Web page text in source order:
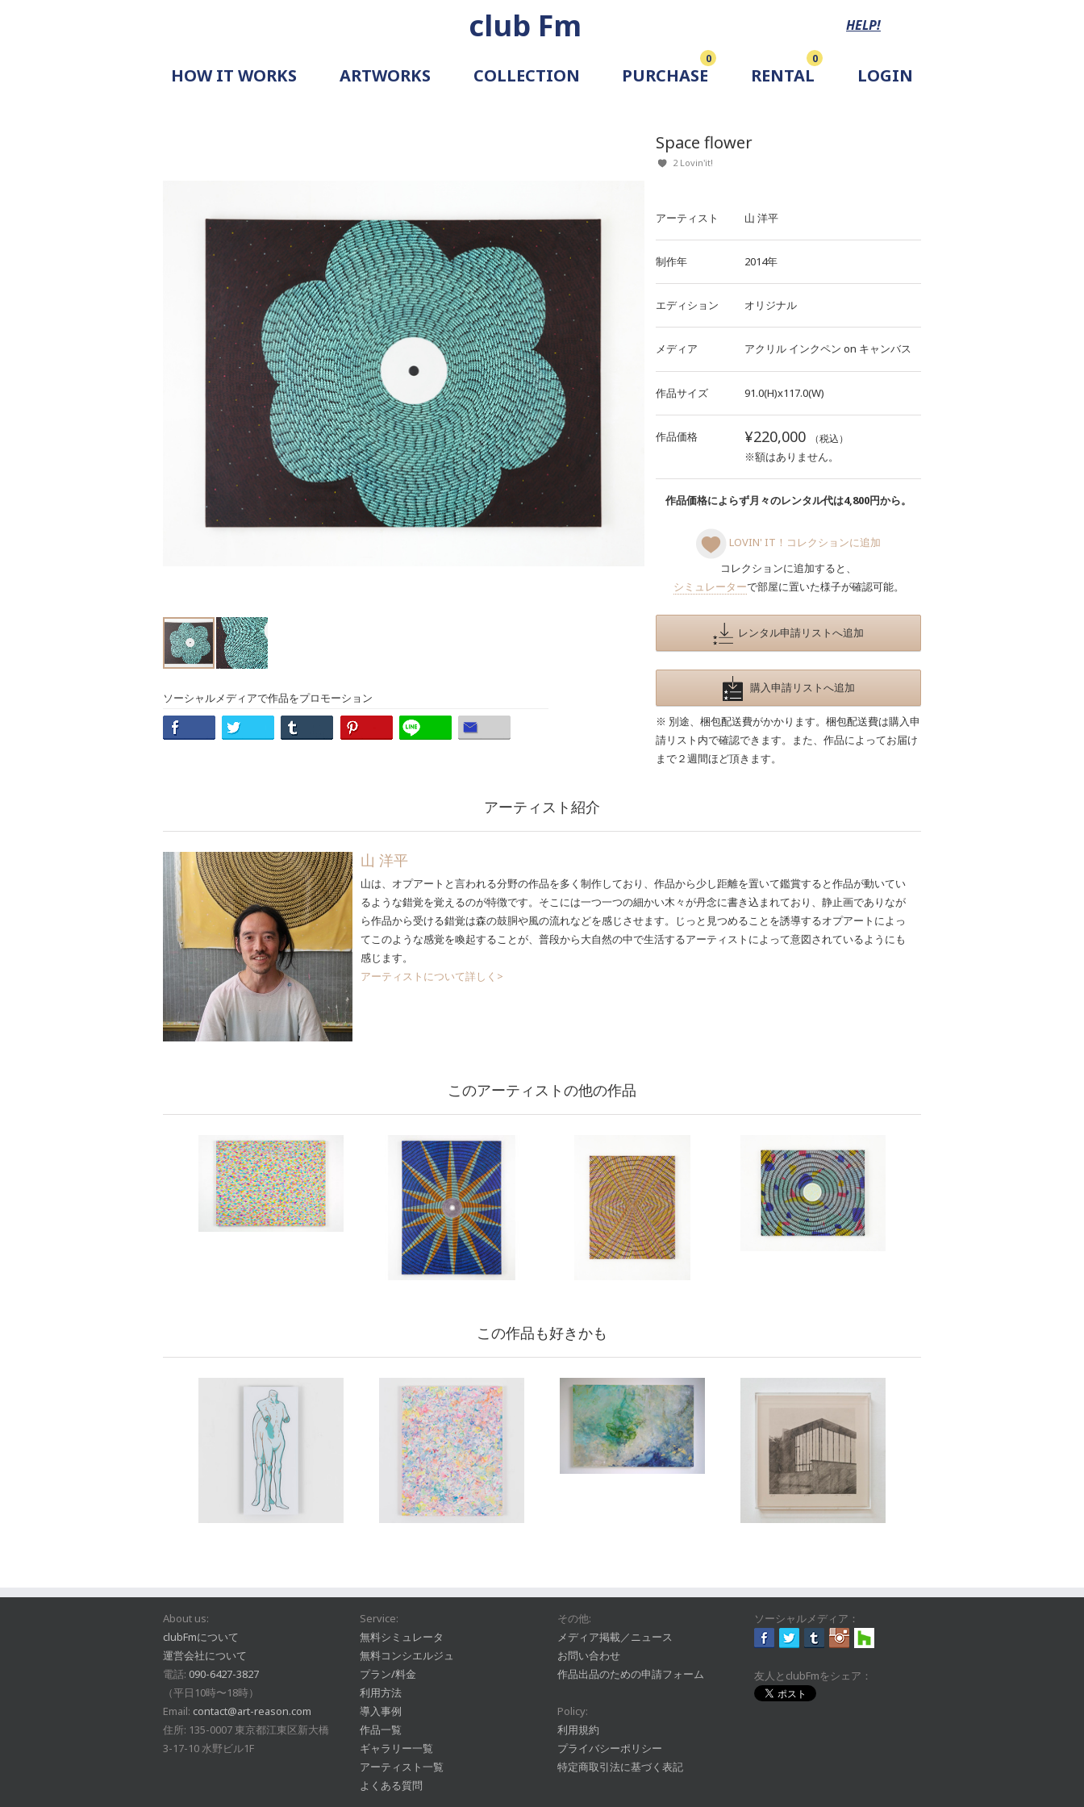
club Fm HELP!
HOW IT WORKS
DOCUMENT
REQUEST
ARTWORKS
COLLECTION
PURCHASE
0
RENTAL
0
LOGIN
ソーシャルメディアで作品をプロモーション
Space flower
2 Lovin'it!
アーティスト 山 洋平
制作年 2014年
エディション オリジナル
メディア アクリル インクペン on キャンバス
作品サイズ 91.0(H)x117.0(W)
作品価格 ¥220,000 （税込）
※額はありません。
作品価格によらず月々のレンタル代は4,800円から。
LOVIN' IT！コレクションに追加
コレクションに追加すると、
シミュレーターで部屋に置いた様子が確認可能。
レンタル申請リストへ追加
購入申請リストへ追加
※ 別途、梱包配送費がかかります。梱包配送費は購入申
請リスト内で確認できます。また、作品によってお届け
まで２週間ほど頂きます。
アーティスト紹介
山 洋平
山は、オプアートと言われる分野の作品を多く制作しており、作品から少し距離を置いて鑑賞すると作品が動いてい
るような錯覚を覚えるのが特徴です。そこには一つ一つの細かい木々が丹念に書き込まれており、静止画でありなが
ら作品から受ける錯覚は森の鼓胴や風の流れなどを感じさせます。じっと見つめることを誘導するオプアートによっ
てこのような感覚を喚起することが、普段から大自然の中で生活するアーティストによって意図されているようにも
感じます。
アーティストについて詳しく>
このアーティストの他の作品
この作品も好きかも
About us:
clubFmについて
運営会社について
電話: 090-6427-3827
（平日10時〜18時）
Email: contact@art-reason.com
住所: 135-0007 東京都江東区新大橋
3-17-10 水野ビル1F
Service:
無料シミュレータ
無料コンシエルジュ
プラン/料金
利用方法
導入事例
作品一覧
ギャラリー一覧
アーティスト一覧
よくある質問
その他:
メディア掲載／ニュース
お問い合わせ
作品出品のための申請フォーム
Policy:
利用規約
プライバシーポリシー
特定商取引法に基づく表記
ソーシャルメディア：
友人とclubFmをシェア：